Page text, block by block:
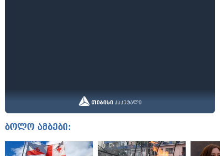
ბოლო ამბები: